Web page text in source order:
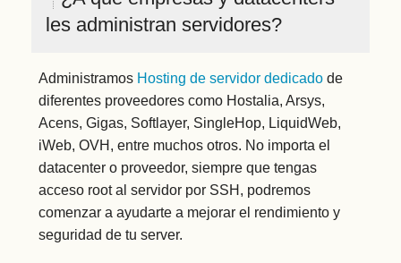
les administran servidores?
Administramos Hosting de servidor dedicado de
diferentes proveedores como Hostalia, Arsys,
Acens, Gigas, Softlayer, SingleHop, LiquidWeb,
iWeb, OVH, entre muchos otros. No importa el
datacenter o proveedor, siempre que tengas
acceso root al servidor por SSH, podremos
comenzar a ayudarte a mejorar el rendimiento y
seguridad de tu server.